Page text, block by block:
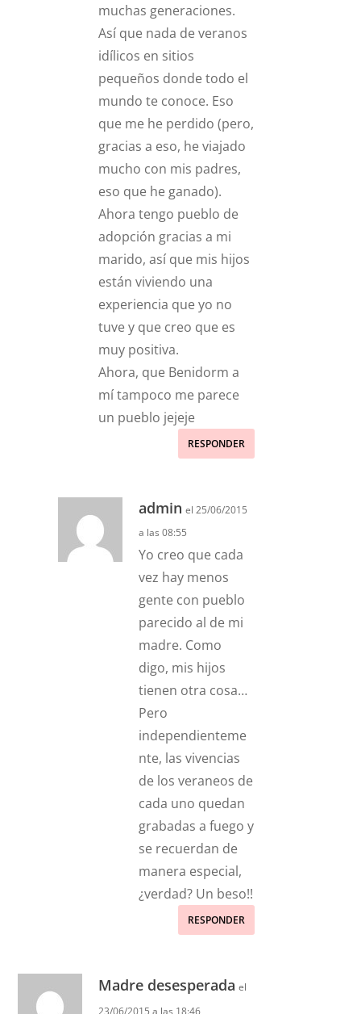
muchas generaciones.
Así que nada de veranos
idílicos en sitios
pequeños donde todo el
mundo te conoce. Eso
que me he perdido (pero,
gracias a eso, he viajado
mucho con mis padres,
eso que he ganado).
Ahora tengo pueblo de
adopción gracias a mi
marido, así que mis hijos
están viviendo una
experiencia que yo no
tuve y que creo que es
muy positiva.
Ahora, que Benidorm a
mí tampoco me parece
un pueblo jejeje
RESPONDER
admin el 25/06/2015
a las 08:55
Yo creo que cada
vez hay menos
gente con pueblo
parecido al de mi
madre. Como
digo, mis hijos
tienen otra cosa…
Pero
independienteme
nte, las vivencias
de los veraneos de
cada uno quedan
grabadas a fuego y
se recuerdan de
manera especial,
¿verdad? Un beso!!
RESPONDER
Madre desesperada el
23/06/2015 a las 18:46